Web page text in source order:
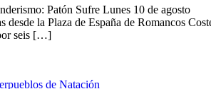
Patón Sufre Lunes 10 de agosto
desde la Plaza de España de Romancos
seis […]
de Natación